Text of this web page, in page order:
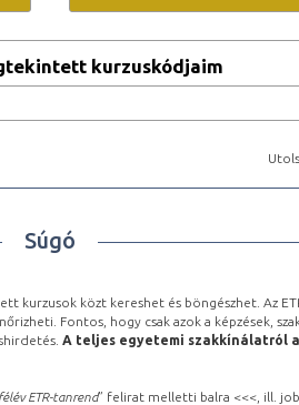
kurzuskódjaim
Súgó
kurzusok közt kereshet és böngészhet. Az
Fontos, hogy csak azok a képzések,
A teljes egyetemi szakkínálatról a
ETR-tanrend” felirat melletti balra <<<, ill.